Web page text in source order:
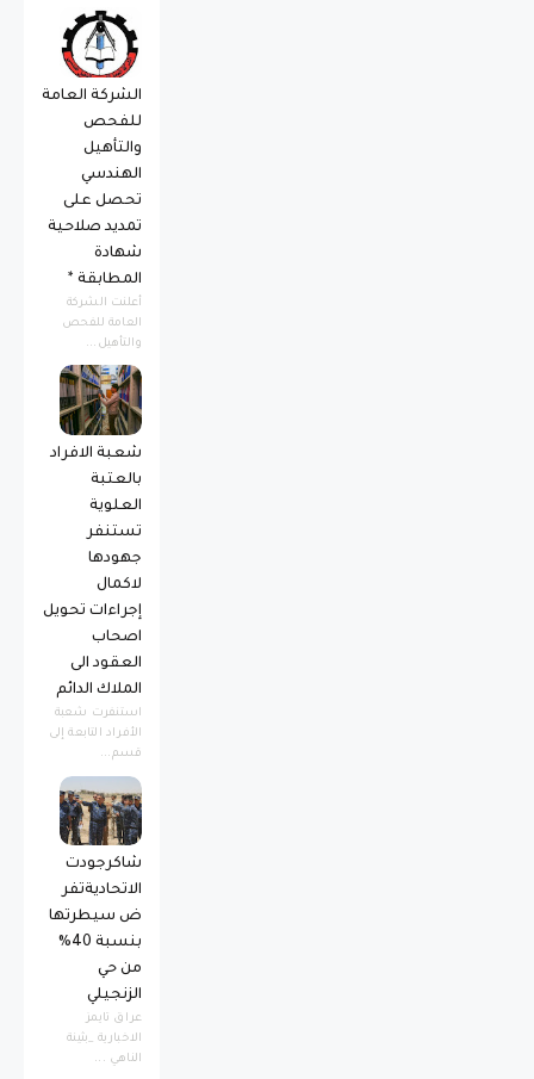
الشركة العامة
للفحص
والتأهيل
الهندسي
تحصل على
تمديد صلاحية
شهادة
المطابقة *
أعلنت الشركة
العامة للفحص
والتأهيل...
شعبة الافراد
بالعتبة
العلوية
تستنفر
جهودها
لاكمال
إجراءات تحويل
اصحاب
العقود الى
الملاك الدائم
استنفرت شعبة
الأفراد التابعة إلى
قسم...
شاكرجودت
الاتحاديةتفر
ض سيطرتها
بنسبة 40%
من حي
الزنجيلي
عراق تايمز
الاخبارية _بثينة
الناهي ...